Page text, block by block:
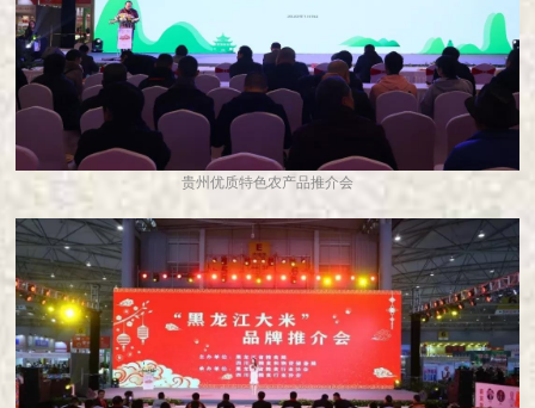
贵州优质特色农产品推介会